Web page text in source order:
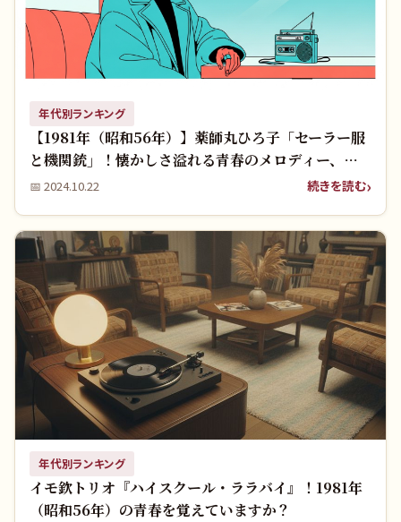
年代別ランキング
【1981年（昭和56年）】薬師丸ひろ子「セーラー服
と機関銃」！懐かしさ溢れる青春のメロディー、覚
えていますか？
📅 2024.10.22 続きを読む
年代別ランキング
イモ欽トリオ『ハイスクール・ララバイ』！1981年
（昭和56年）の青春を覚えていますか？